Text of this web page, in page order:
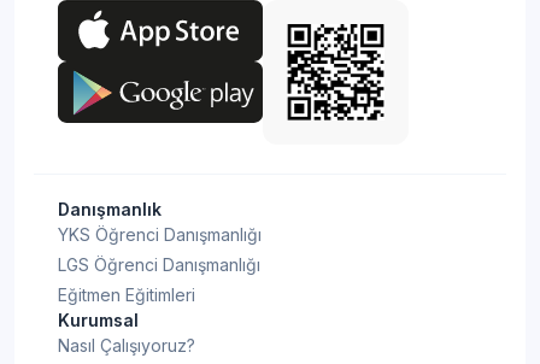
Danışmanlık
YKS Öğrenci Danışmanlığı
LGS Öğrenci Danışmanlığı
Eğitmen Eğitimleri
Kurumsal
Nasıl Çalışıyoruz?